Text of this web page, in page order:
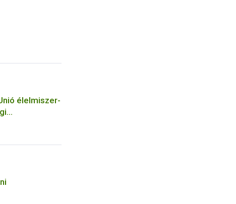
élelmiszer-